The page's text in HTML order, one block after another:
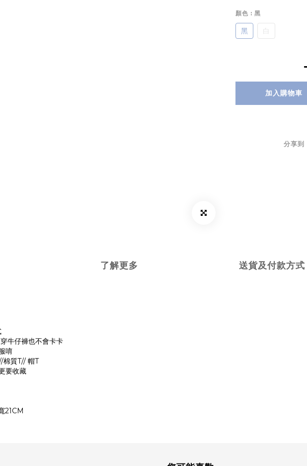
顏色 : 黑
黑 白
加入購物車
分享到
了解更多 送貨及付款方式
牛仔褲也不會卡卡
唷
棉質T// 帽T
要收藏
21CM